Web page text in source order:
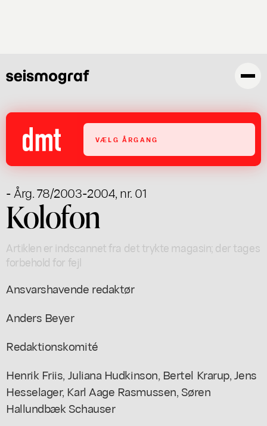
VÆLG ÅRGANG
- Årg. 78/2003-2004, nr. 01
Kolofon
Artiklen er indscannet fra det trykte magasin; der tages
forbehold for fejl
Ansvarshavende redaktør
Anders Beyer
Redaktionskomité
Henrik Friis, Juliana Hudkinson, Bertel Krarup, Jens
Hesselager, Karl Aage Rasmussen, Søren
Hallundbæk Schauser